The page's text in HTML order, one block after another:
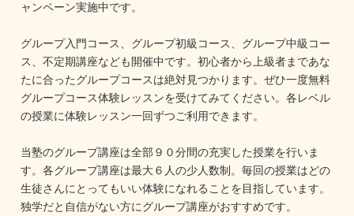
ャンペーン実施中です。
グループ入門コース、グループ初級コース、グループ中級コー
ス、不定期講座なども開催中です。初心者から上級者まであな
たに合ったグループコースは絶対見つかります。ぜひ一度無料
グループコース体験レッスンを受けてみてください。各レベル
の授業に体験レッスン一回ずつご利用できます。
当塾のグループ講座は全部９０分間の充実した授業を行いま
す。各グループ講座は最大６人の少人数制。毎回の授業はどの
生徒さんにとってもいい体験になれることを目指しています。
独学だと自信がない方にグループ講座がおすすめです。